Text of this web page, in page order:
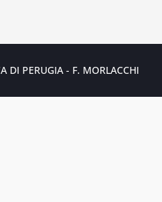
DI PERUGIA - F. MORLACCHI